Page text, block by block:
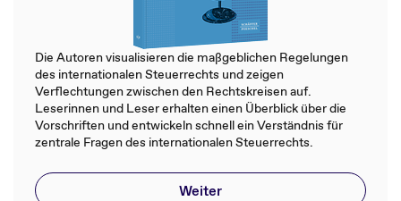
Die Autoren visualisieren die maßgeblichen Regelungen
des internationalen Steuerrechts und zeigen
Verflechtungen zwischen den Rechtskreisen auf.
Leserinnen und Leser erhalten einen Überblick über die
Vorschriften und entwickeln schnell ein Verständnis für
zentrale Fragen des internationalen Steuerrechts.
Weiter